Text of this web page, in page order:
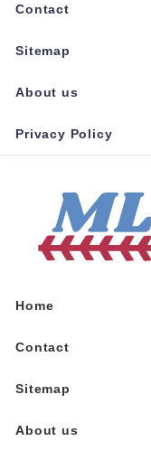
Contact
Sitemap
About us
Privacy Policy
Home
Contact
Sitemap
About us